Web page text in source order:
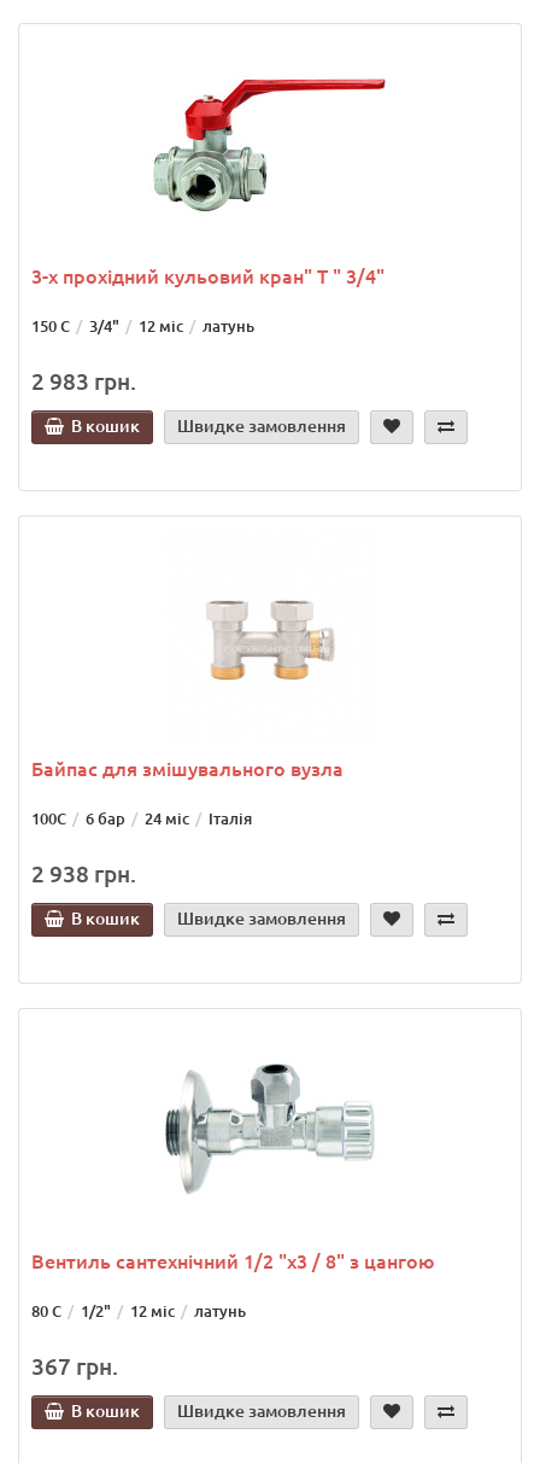
3-х прохідний кульовий кран" Т " 3/4"
150 С 3/4" 12 міс латунь
2 983 грн.
В кошик Швидке замовлення
Байпас для змішувального вузла
100С 6 бар 24 міс Італія
2 938 грн.
В кошик Швидке замовлення
Вентиль сантехнічний 1/2 "х3 / 8" з цангою
80 С 1/2" 12 міс латунь
367 грн.
В кошик Швидке замовлення